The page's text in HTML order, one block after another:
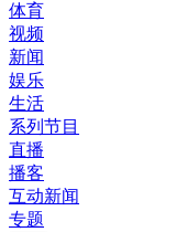
体育
视频
新闻
娱乐
生活
系列节目
直播
播客
互动新闻
专题